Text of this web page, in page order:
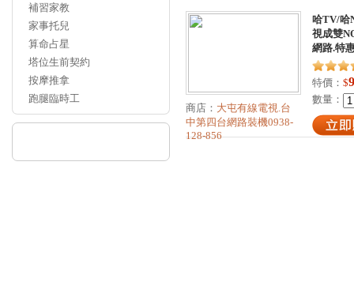
補習家教
家事托兒
算命占星
塔位生前契約
按摩推拿
跑腿臨時工
商店： 大屯有線電視.台
中第四台網路裝機0938-
128-856
哈TV/哈
視成雙
網路.特
特價： $
數量：